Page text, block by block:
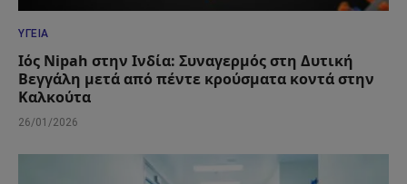
ΥΓΕΊΑ
Ιός Nipah στην Ινδία: Συναγερμός στη Δυτική
Βεγγάλη μετά από πέντε κρούσματα κοντά στην
Καλκούτα
26/01/2026